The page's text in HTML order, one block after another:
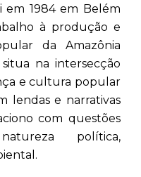
em 1984 em Belém
à produção e
da Amazônia
na intersecção
e cultura popular
lendas e narrativas
com questões
política,